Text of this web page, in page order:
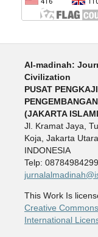
Al-madinah:
Civilization
PUSAT
(JAKARTA
Jl. Kramat Jaya,
Koja, Jakarta
INDONESIA
Telp:
This Work Is
Creative
International